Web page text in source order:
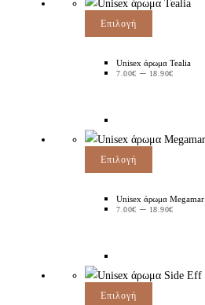
Επιλογή
Unisex άρωμα Tealia
7.00€ – 18.90€
Επιλογή
Unisex άρωμα Megamar
7.00€ – 18.90€
Επιλογή